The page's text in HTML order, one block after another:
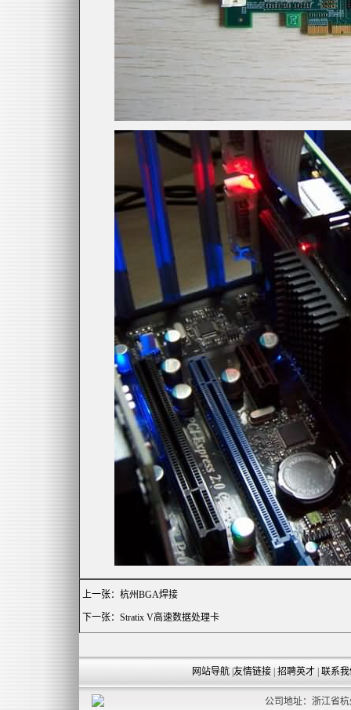
上一张： 杭州BGA焊接
下一张： Stratix V高速数据处理卡
网站导航 友情链接 招聘英才 联系
公司地址：浙江省